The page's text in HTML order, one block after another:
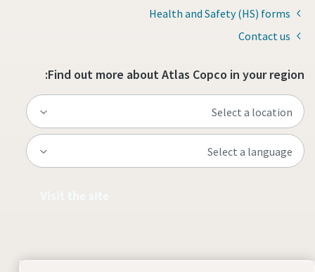
Health and Safety (HS) forms
Contact us
Find out more about Atlas Copco in your region: